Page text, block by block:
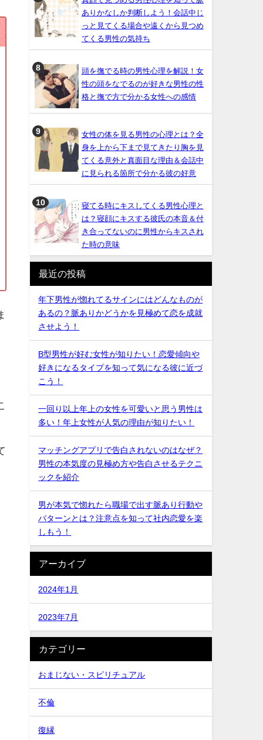
ありかなしか判断しよう！会話中じ
っと見てくる場合や遠くから見つめ
てくる男性の気持ち
頭を撫でる時の男性心理を解説！女
性の頭をなでるのが好きな男性の性
格と撫で方で分かる女性への感情
女性の体を見る男性の心理とは？全
身を上から下まで見てきたり胸を見
てくる意外と真面目な理由＆会話中
に見られる箇所で分かる彼の好意
寝てる時にキスしてくる男性心理と
は？寝顔にキスする彼氏の本音＆付
き合ってないのに男性からキスされ
た時の意味
最近の投稿
年下男性が惚れてるサインにはどんなものが
あるの？脈ありかどうかを見極めて恋を成就
させよう！
B型男性が好む女性が知りたい！恋愛傾向や
好きになるタイプを知って気になる彼に近づ
こう！
一回り以上年上の女性を可愛いと思う男性は
多い！年上女性が人気の理由が知りたい！
マッチングアプリで告白されないのはなぜ？
男性の本気度の見極め方や告白させるテクニ
ックを紹介
男が本気で惚れたら職場で出す脈あり行動や
パターンとは？注意点を知って社内恋愛を楽
しもう！
アーカイブ
2024年1月
2023年7月
カテゴリー
おまじない・スピリチュアル
不倫
復縁